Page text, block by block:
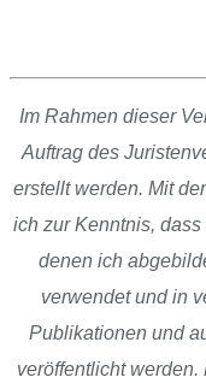
Im Rahmen dieser
Auftrag des
erstellt werden. Mit
ich zur Kenntnis,
denen ich
verwendet und in
Publikationen und
veröffentlicht